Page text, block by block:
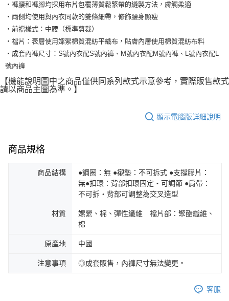
・褲腰和褲腳均採用布片包覆薄質鬆緊帶的縫製方法，膚觸柔適
・兩側均使用與內衣同款的雙條細帶，修飾腰身顯瘦
・前襠樣式：中腰（標準剪裁）
・襠片：表層使用嫘縈棉質混紡平織布，貼膚內層使用棉質混紡布料
・成套內褲尺寸：S號內衣配S號內褲、M號內衣配M號內褲、L號內衣配L
號內褲
【機能說明圖中之商品僅供同系列款式示意參考，實際販售款式
請以商品主圖為準。】
顯示電腦版詳細說明
商品規格
商品結構
●鋼圈：無 ●襯墊：不可拆式 ●支撐膠片：
無●扣環：背部扣環固定・可調節 ●肩帶：
不可拆・背部可調整為交叉造型
材質
嫘縈、棉、彈性纖維 襠片部：聚酯纖維、
棉
原產地 中國
注意事項 ◎成套販售，內褲尺寸無法變更。
客服